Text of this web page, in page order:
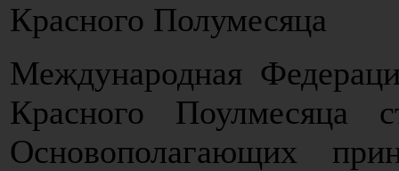
Красного Полумесяца
Международная
Красного Поулмесяца
Основополагающих